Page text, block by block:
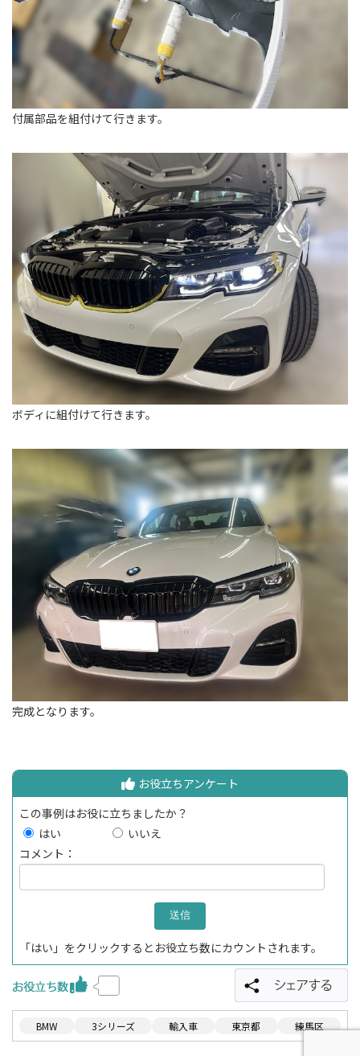
付属部品を組付けて行きます。
ボディに組付けて行きます。
完成となります。
お役立ちアンケート
この事例はお役に立ちましたか？
はい
いいえ
コメント：
「はい」をクリックするとお役立ち数にカウントされます。
BMW 3シリーズ 輸入車 東京都 練馬区